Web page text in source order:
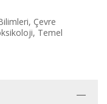
Çevre
Temel